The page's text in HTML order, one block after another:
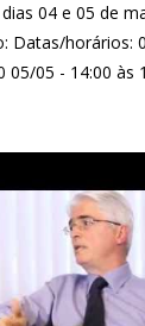
04 e 05 de
Datas/horários:
05/05 - 14:00 às